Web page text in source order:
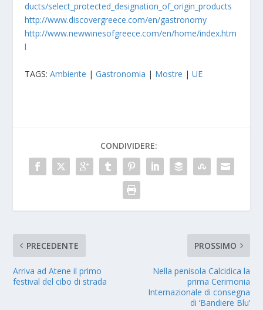
ducts/select_protected_designation_of_origin_products
http://www.discovergreece.com/en/gastronomy
http://www.newwinesofgreece.com/en/home/index.htm
l
TAGS:Ambiente |Gastronomia | Mostre |UE
CONDIVIDERE:
PRECEDENTE
Arriva ad Atene il primo
festival del cibo di strada
PROSSIMO
Nella penisola Calcidica la
prima Cerimonia
Internazionale di consegna
di ‘Bandiere Blu’